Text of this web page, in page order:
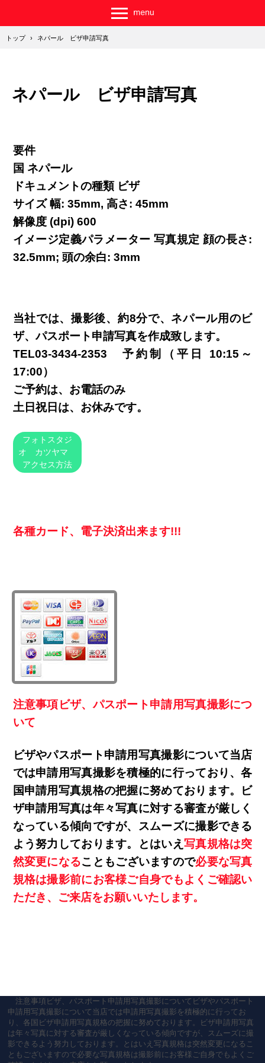
トップ › ネパール ビザ申請写真
ネパール ビザ申請写真
要件
国 ネパール
ドキュメントの種類 ビザ
サイズ 幅: 35mm, 高さ: 45mm
解像度 (dpi) 600
イメージ定義パラメーター 写真規定 顔の長さ:
32.5mm; 頭の余白: 3mm
当社では、撮影後、約8分で、ネパール用のビ
ザ、パスポート申請写真を作成致します。
TEL03-3434-2353 予約制（平日 10:15～
17:00）
ご予約は、お電話のみ
土日祝日は、お休みです。
フォトスタジ
オ カツヤマ
アクセス方法
各種カード、電子決済出来ます!!!
注意事項ビザ、パスポート申請用写真撮影につ
いて
ビザやパスポート申請用写真撮影について当店
では申請用写真撮影を積極的に行っており、各
国申請用写真規格の把握に努めております。ビ
ザ申請用写真は年々写真に対する審査が厳しく
なっている傾向ですが、スムーズに撮影できる
よう努力しております。とはいえ 写真規格は突
然変更になることもございますので必要な写真
規格は撮影前にお客様ご自身でもよくご確認い
ただき、ご来店をお願いいたします。
注意事項ビザ、パスポート申請用写真撮影についてビザやパスポート
申請用写真撮影について当店では申請用写真撮影を積極的に行ってお
り、各国ビザ申請用写真規格の把握に努めております。ビザ申請用写真
は年々写真に対する審査が厳しくなっている傾向ですが、スムーズに撮
影できるよう努力しております。とはいえ写真規格は突然変更になるこ
ともございますので必要な写真規格は撮影前にお客様ご自身でもよくご